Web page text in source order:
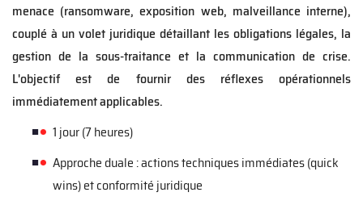
menace (ransomware, exposition web, malveillance interne),
couplé à un volet juridique détaillant les obligations légales, la
gestion de la sous-traitance et la communication de crise.
L'objectif est de fournir des réflexes opérationnels
immédiatement applicables.
1 jour (7 heures)
Approche duale : actions techniques immédiates (quick
wins) et conformité juridique